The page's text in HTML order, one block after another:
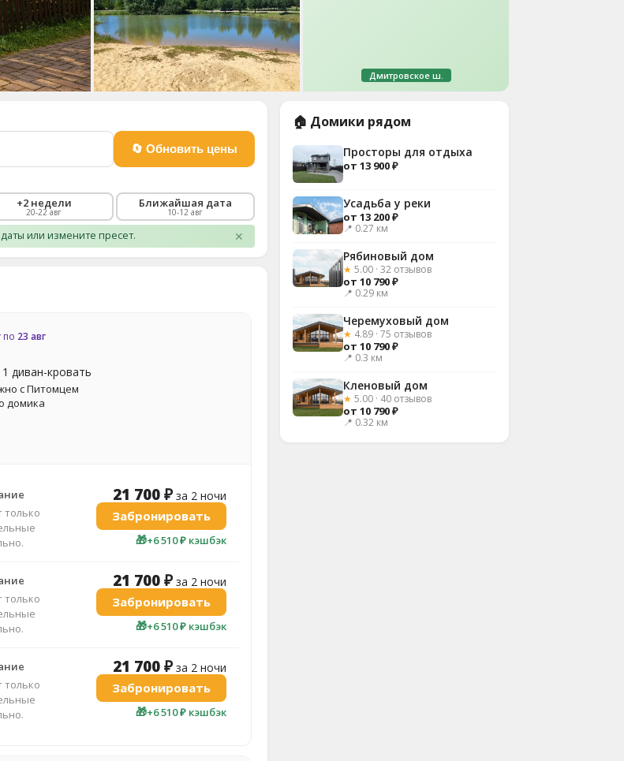
Дмитровское ш.
+2 недели
20-22 авг
Ближайшая дата
10-12 авг
или измените пресет. ✕
по 23 авг
диван-кровать
с Питомцем
домика
только
21 700 ₽ за 2 ночи
Забронировать
🎁+6 510 ₽ кэшбэк
только
21 700 ₽ за 2 ночи
Забронировать
🎁+6 510 ₽ кэшбэк
только
21 700 ₽ за 2 ночи
Забронировать
🎁+6 510 ₽ кэшбэк
🏠 Домики рядом
Просторы для отдыха
от 13 900 ₽
Усадьба у реки
от 13 200 ₽
📍 0.27 км
Рябиновый дом
★ 5.00 · 32 отзывов
от 10 790 ₽
📍 0.29 км
Черемуховый дом
★ 4.89 · 75 отзывов
от 10 790 ₽
📍 0.3 км
Кленовый дом
★ 5.00 · 40 отзывов
от 10 790 ₽
📍 0.32 км